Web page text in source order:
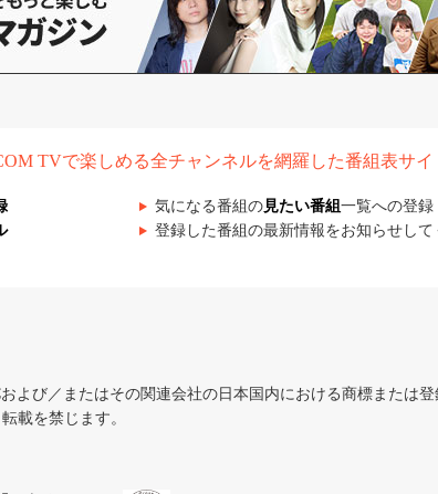
TVで楽しめる全チャンネルを網羅した番組表サイ
気になる番組の見たい番組 一覧への登録
登録した番組の最新情報をお知らせして
よび／またはその関連会社の日本国内における商標または登
載を禁じます。